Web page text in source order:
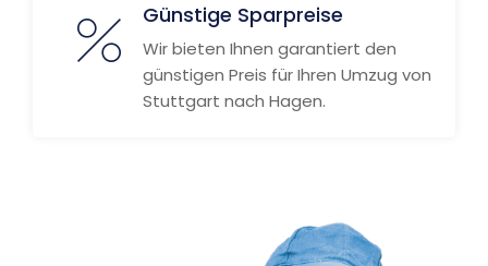
Günstige Sparpreise
Wir bieten Ihnen garantiert den
günstigen Preis für Ihren Umzug von
Stuttgart nach Hagen.